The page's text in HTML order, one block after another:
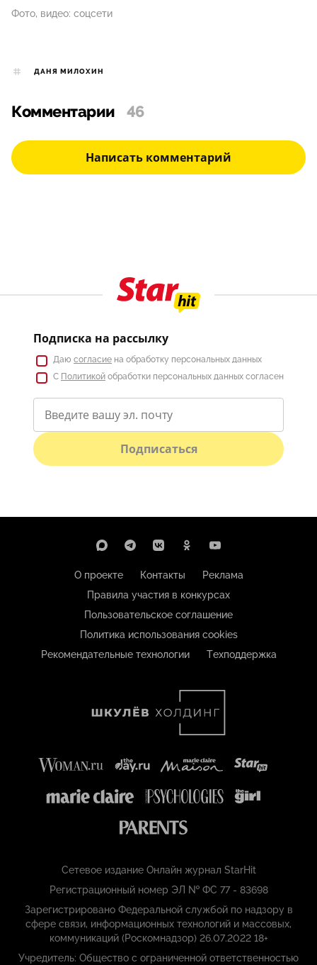
Фото, видео: соцсети
ДАНЯ МИЛОХИН
Комментарии 46
Написать комментарий
Подписка на рассылку
Даю согласие на обработку персональных данных
С Политикой обработки персональных данных согласен
Подписаться
О проекте Контакты
Реклама
Правила участия в конкурсах
Пользовательское соглашение
Политика использования cookies
Рекомендательные технологии
Техподдержка
Сетевое издание Онлайн журнал StarHit
Регистрационный номер ЭЛ № ФС 77 - 83698
Зарегистрировано Федеральной службой по надзору в
сфере связи, информационных технологий и массовых,
коммуникаций (Роскомнадзор) 26.07.2022 18+
Учредитель: Общество с ограниченной ответственностью